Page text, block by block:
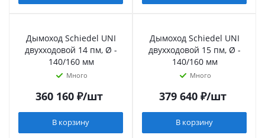
Дымоход Schiedel UNI
двухходовой 14 пм, Ø -
140/160 мм
Много
360 160₽/шт
В корзину
Дымоход Schiedel UNI
двухходовой 15 пм, Ø -
140/160 мм
Много
379 640₽/шт
В корзину